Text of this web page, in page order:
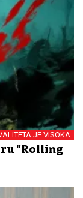
JE VISOKA
"Rolling